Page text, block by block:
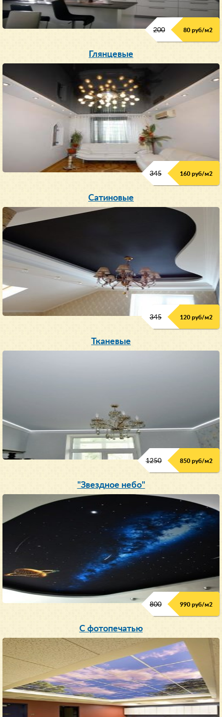
200 80 руб/м2
Глянцевые
345 160 руб/м2
Сатиновые
345 120 руб/м2
Тканевые
1250 850 руб/м2
"Звездное небо"
800 990 руб/м2
С фотопечатью